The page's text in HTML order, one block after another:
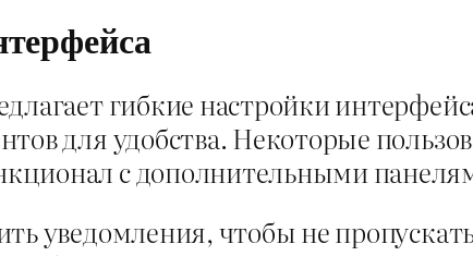
гибкие настройки
для удобства. Некоторые
с дополнительными
уведомления, чтобы не